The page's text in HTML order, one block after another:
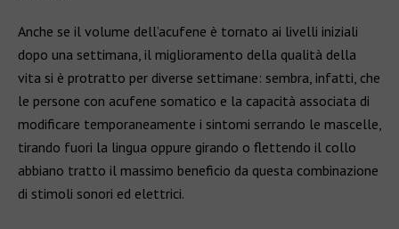
Anche se il volume dell’acufene è tornato ai livelli iniziali
dopo una settimana, il miglioramento della qualità della
vita si è protratto per diverse settimane: sembra, infatti, che
le persone con acufene somatico e la capacità associata di
modificare temporaneamente i sintomi serrando le mascelle,
tirando fuori la lingua oppure girando o flettendo il collo
abbiano tratto il massimo beneficio da questa combinazione
di stimoli sonori ed elettrici.